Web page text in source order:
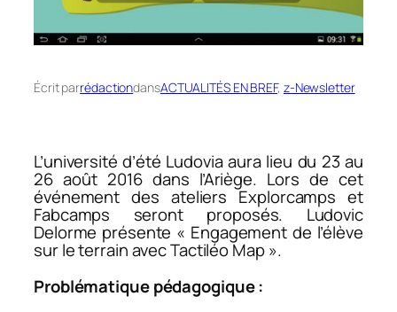
Écrit parrédactiondansACTUALITÉS EN BREF, z-Newsletter
L’université d’été Ludovia aura lieu du 23 au
26 août 2016 dans l’Ariège. Lors de cet
événement des ateliers Explorcamps et
Fabcamps seront proposés. Ludovic
Delorme présente « Engagement de l’élève
sur le terrain avec Tactiléo Map».
Problématique pédagogique :